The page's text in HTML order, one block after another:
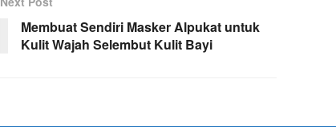
Membuat Sendiri Masker Alpukat untuk
Kulit Wajah Selembut Kulit Bayi